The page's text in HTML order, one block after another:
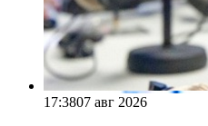
17:3807 авг 2026